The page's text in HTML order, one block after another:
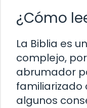
¿Cómo
La Biblia es
complejo,
abrumador
familiarizado
algunos